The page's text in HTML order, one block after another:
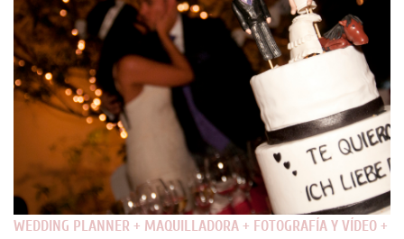
WEDDING PLANNER + MAQUILLADORA + FOTOGRAFÍA Y VÍDEO +